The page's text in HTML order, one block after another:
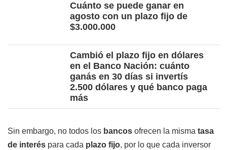
Cuánto se puede ganar en
agosto con un plazo fijo de
$3.000.000
Cambió el plazo fijo en dólares
en el Banco Nación: cuánto
ganás en 30 días si invertís
2.500 dólares y qué banco paga
más
Sin embargo, no todos los bancos ofrecen la misma tasa
de interés para cada plazo fijo, por lo que cada inversor